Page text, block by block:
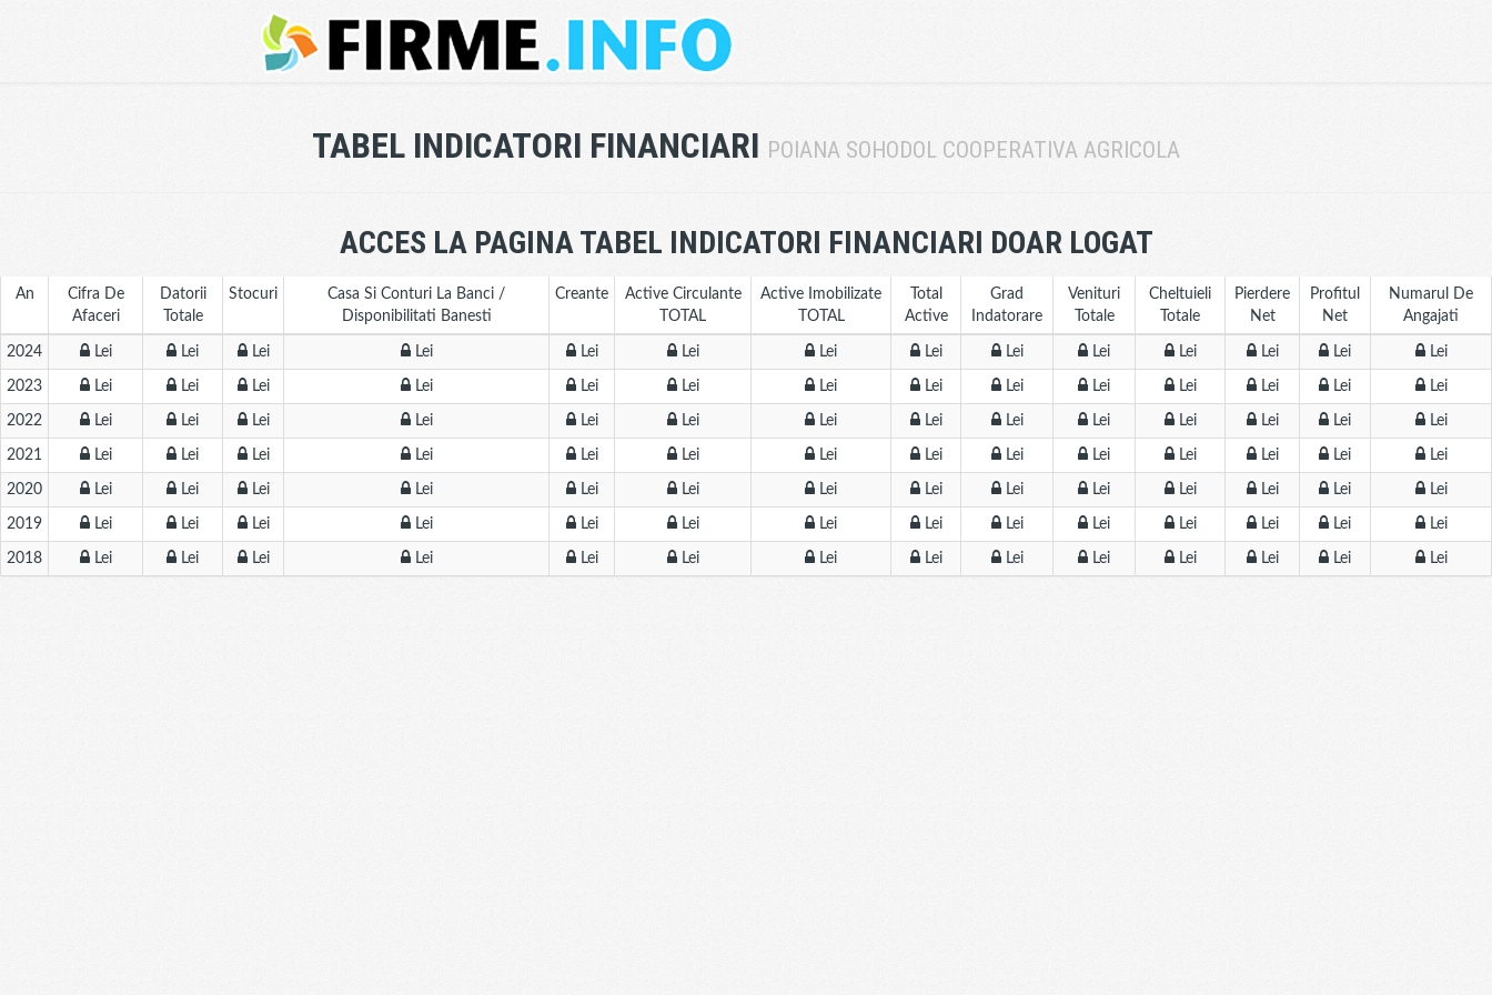
TABEL INDICATORI FINANCIARI POIANA SOHODOL COOPERATIVA AGRICOLA
ACCES LA PAGINA TABEL INDICATORI FINANCIARI DOAR LOGAT
An
Cifra De
Afaceri
Datorii
Totale
Stocuri
Casa Si Conturi La Banci /
Disponibilitati Banesti
Creante
Active Circulante
TOTAL
Active Imobilizate
TOTAL
Total
Active
Grad
Indatorare
Venituri
Totale
Cheltuieli
Totale
Pierdere
Net
Profitul
Net
Numarul De
Angajati
2024 Lei Lei Lei Lei Lei Lei Lei Lei Lei Lei Lei Lei Lei Lei
2023 Lei Lei Lei Lei Lei Lei Lei Lei Lei Lei Lei Lei Lei Lei
2022 Lei Lei Lei Lei Lei Lei Lei Lei Lei Lei Lei Lei Lei Lei
2021 Lei Lei Lei Lei Lei Lei Lei Lei Lei Lei Lei Lei Lei Lei
2020 Lei Lei Lei Lei Lei Lei Lei Lei Lei Lei Lei Lei Lei Lei
2019 Lei Lei Lei Lei Lei Lei Lei Lei Lei Lei Lei Lei Lei Lei
2018 Lei Lei Lei Lei Lei Lei Lei Lei Lei Lei Lei Lei Lei Lei